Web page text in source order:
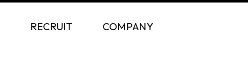
RECRUIT COMPANY